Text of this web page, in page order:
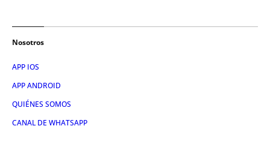
Nosotros
APP IOS
APP ANDROID
QUIÉNES SOMOS
CANAL DE WHATSAPP